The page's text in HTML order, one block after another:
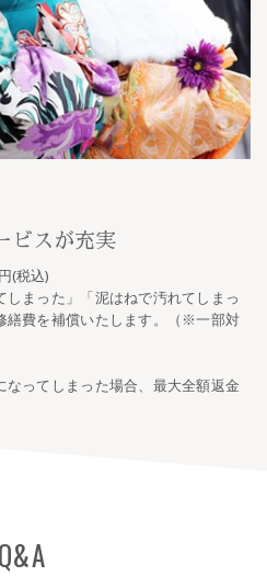
ビスが充実
(税込)
しまった」「泥はねで汚れてしまっ
繕費を補償いたします。（※一部対
ってしまった場合、最大全額返金
Q&A